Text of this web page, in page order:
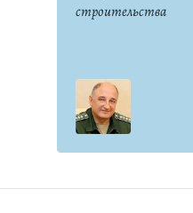
строительства